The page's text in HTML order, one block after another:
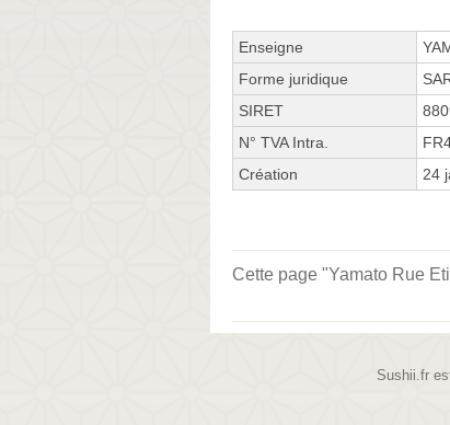
Enseigne
Forme juridique
SIRET
N° TVA Intra.
Création
24
Cette page "Yamato Rue
Sushii.fr